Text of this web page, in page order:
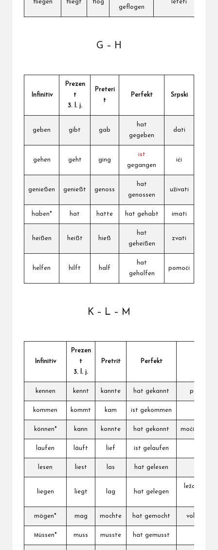
fliegen fliegt
flog
geflogen
leteti
G – H
Infinitiv
Prezen
t
3. l. j.
Preteri
t
Perfekt Srpski
geben gibt gab
hat
gegeben
dati
gehen geht ging
ist
gegangen
ići
genießen genießt genoss
hat
genossen
uživati
haben* hat hatte hat gehabt imati
heißen heißt hieß
hat
geheißen
zvati
helfen hilft half
hat
geholfen
pomoći
K – L – M
Infinitiv
Prezen
t
3. l. j.
Pretrit Perfekt
kennen kennt kannte hat gekannt
kommen kommt kam ist gekommen
können* kann konnte hat gekonnt
laufen läuft lief ist gelaufen
lesen liest las hat gelesen
liegen liegt lag hat gelegen
ležati,
mögen* mag mochte hat gemocht voleti,
мüssen* muss musste hat gemusst